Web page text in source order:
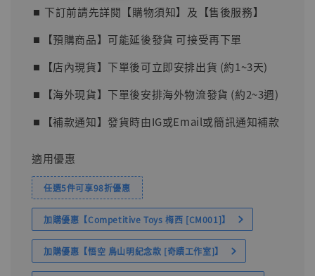
⏹︎ 下訂前請先詳閱【購物須知】及【售後服務】
⏹︎【預購商品】可能延後發貨 可接受再下單
⏹︎【店內現貨】下單後可立即安排出貨 (約1~3天)
⏹︎【海外現貨】下單後安排海外物流發貨 (約2~3週)
⏹︎【補款通知】發貨時由IG或Email或簡訊通知補款
適用優惠
任選5件可享98折優惠
加購優惠【Competitive Toys 梅西 [CM001]】
加購優惠【悟空 鳥山明紀念款 [奇蹟工作室]】